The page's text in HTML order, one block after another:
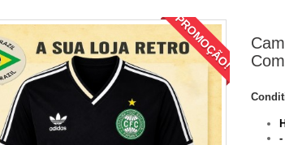
PROMOÇÃO!
-